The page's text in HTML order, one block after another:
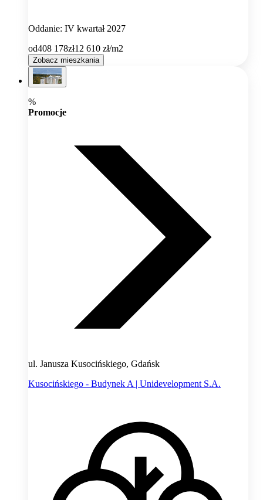
Oddanie: IV kwartał 2027
od408 178zł12 610 zł/m2
Zobacz mieszkania
%
Promocje
ul. Janusza Kusocińskiego, Gdańsk
Kusocińskiego - Budynek A | Unidevelopment S.A.